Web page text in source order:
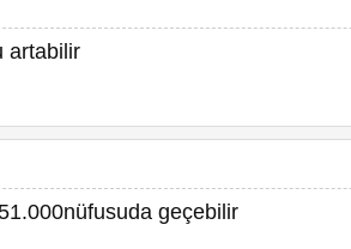
artabilir
geçebilir